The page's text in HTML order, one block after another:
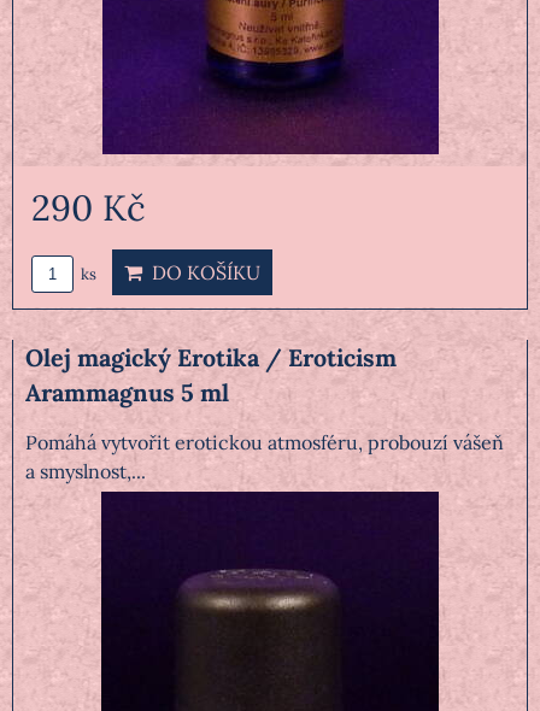
290 Kč
ks DO KOŠÍKU
Olej magický Erotika / Eroticism
Arammagnus 5 ml
Pomáhá vytvořit erotickou atmosféru, probouzí vášeň
a smyslnost,...